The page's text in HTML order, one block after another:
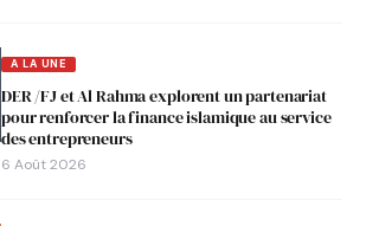
A LA UNE
DER /FJ et Al Rahma explorent un partenariat
pour renforcer la finance islamique au service
des entrepreneurs
6 Août 2026